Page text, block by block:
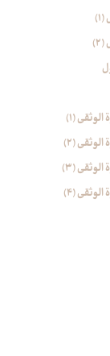
(۱)
(2)
(۳)
(4)